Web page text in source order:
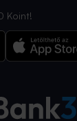
Koint!